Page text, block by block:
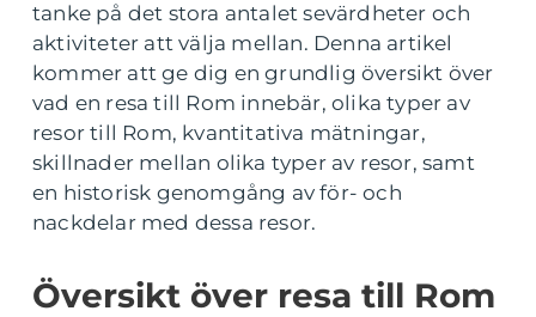
tanke på det stora antalet sevärdheter och
aktiviteter att välja mellan. Denna artikel
kommer att ge dig en grundlig översikt över
vad en resa till Rom innebär, olika typer av
resor till Rom, kvantitativa mätningar,
skillnader mellan olika typer av resor, samt
en historisk genomgång av för- och
nackdelar med dessa resor.
Översikt över resa till Rom